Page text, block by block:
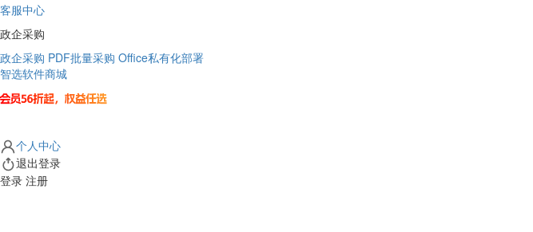
客服中心
政企采购
政企采购 PDF批量采购 Office私有化部署
智选软件商城
个人中心
退出登录
登录 注册